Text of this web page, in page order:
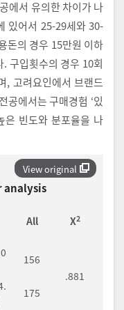
에서 유의한 차이가 나
있어서 25-29세와 30-
돈의 경우 15만원 이하
구입횟수의 경우 10회
, 고려요인에서 브랜드
공에서는 구매경험 ‘있
은 빈도와 분포율을 나
View original
analysis
All X2
156
.881
175